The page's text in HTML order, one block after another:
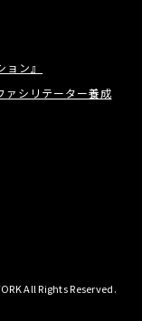
ン』
ァシリテーター養成
All Rights Reserved.